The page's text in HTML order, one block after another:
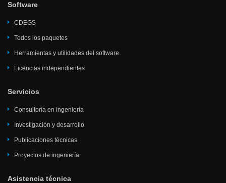
Software
CDEGS
Todos los paquetes
Herramientas y utilidades del software
Licencias independientes
Servicios
Consultoría en ingeniería
Investigación y desarrollo
Publicaciones técnicas
Proyectos de ingeniería
Asistencia técnica